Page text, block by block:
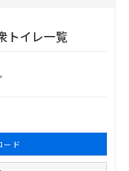
トイレ一覧
ード